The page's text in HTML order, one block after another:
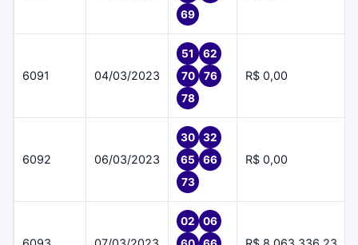
69
6091 04/03/2023
51
62
70
76
78
R$ 0,00
6092 06/03/2023
30
32
65
66
73
R$ 0,00
02
06